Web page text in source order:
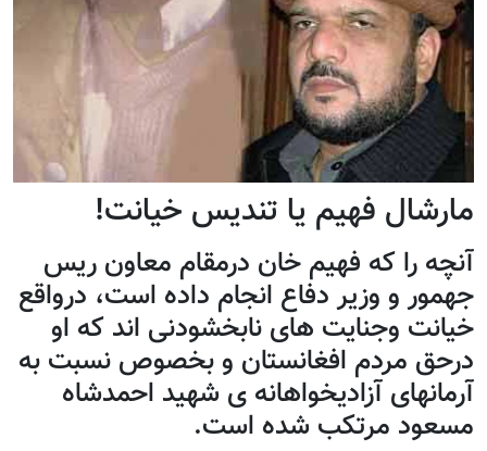
مارشال فهیم یا تندیس خیانت!
آنچه را که فهیم خان درمقام معاون ریس
جهمور و وزیر دفاع انجام داده است، درواقع
خیانت وجنایت های نابخشودنی اند که او
درحق مردم افغانستان و بخصوص نسبت به
آرمانهای آزادیخواهانه ی شهید احمدشاه
مسعود مرتکب شده است.